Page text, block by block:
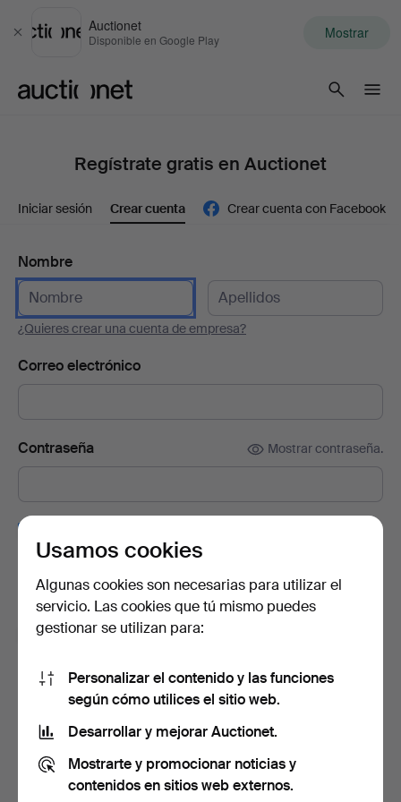
Cerrar
Auctionet
Disponible en Google Play Mostrar
Regístrate gratis en Auctionet
Iniciar sesión Crear cuenta Crear cuenta con Facebook
Nombre
¿Quieres crear una cuenta de empresa?
Correo electrónico
Contraseña Mostrar contraseña.
En ella encontrarás consejos de nuestros expertos, lotes
seleccionados e inspiración. Y si cambias de opinión, puedes
darte de baja muy fácilmente.
Soy mayor de 18 años y acepto los
de privacidad.
Crear cuenta
Usamos cookies
Algunas cookies son necesarias para utilizar el
servicio. Las cookies que tú mismo puedes
gestionar se utilizan para:
Personalizar el contenido y las funciones
según cómo utilices el sitio web.
Desarrollar y mejorar Auctionet.
Mostrarte y promocionar noticias y
contenidos en sitios web externos.